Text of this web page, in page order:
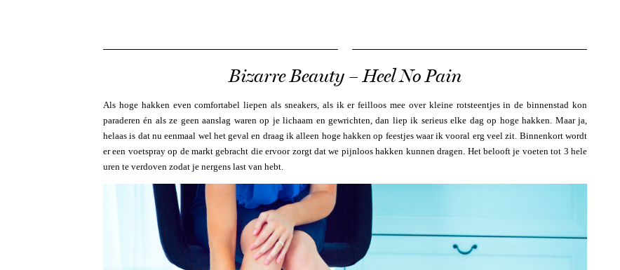
Bizarre Beauty – Heel No Pain
Als hoge hakken even comfortabel liepen als sneakers, als ik er feilloos mee over kleine rotsteentjes in de binnenstad kon
paraderen én als ze geen aanslag waren op je lichaam en gewrichten, dan liep ik serieus elke dag op hoge hakken. Maar ja,
helaas is dat nu eenmaal wel het geval en draag ik alleen hoge hakken op feestjes waar ik vooral erg veel zit. Binnenkort wordt
er een voetspray op de markt gebracht die ervoor zorgt dat we pijnloos hakken kunnen dragen. Het belooft je voeten tot 3 hele
uren te verdoven zodat je nergens last van hebt.